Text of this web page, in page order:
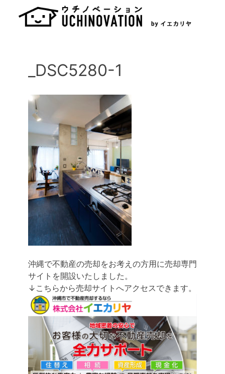
_DSC5280-1
沖縄で不動産の売却をお考えの方用に売却専門
サイトを開設いたしました。
↓こちらから売却サイトへアクセスできます。